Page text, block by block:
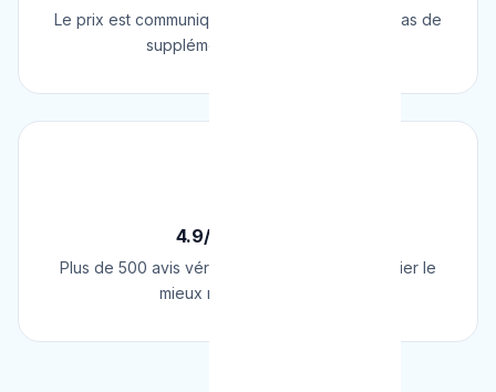
Le prix est communiqué AVANT l'intervention. Pas de
supplément surprise, jamais.
4.9/5 sur Google
Plus de 500 avis vérifiés sur Google. Le plombier le
mieux noté de Belgique.